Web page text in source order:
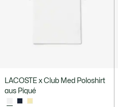
LACOSTE x Club Med Poloshirt
aus Piqué